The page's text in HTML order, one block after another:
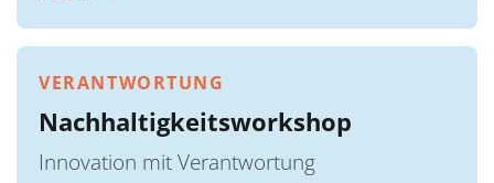
VERANTWORTUNG
Nachhaltigkeitsworkshop
Innovation mit Verantwortung